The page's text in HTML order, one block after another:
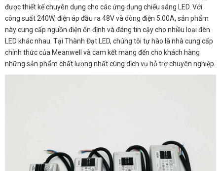
được thiết kế chuyên dụng cho các ứng dụng chiếu sáng LED. Với
công suất 240W, điện áp đầu ra 48V và dòng điện 5.00A, sản phẩm
này cung cấp nguồn điện ổn định và đáng tin cậy cho nhiều loại đèn
LED khác nhau. Tại Thành Đạt LED, chúng tôi tự hào là nhà cung cấp
chính thức của Meanwell và cam kết mang đến cho khách hàng
những sản phẩm chất lượng nhất cùng dịch vụ hỗ trợ chuyên nghiệp.